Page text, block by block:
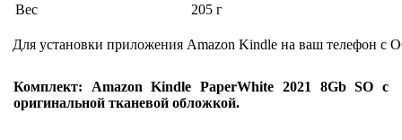
Вес
205 г
Для установки приложения Amazon Kindle на ваш телефон с
Комплект: Amazon Kindle PaperWhite 2021 8Gb SO с
оригинальной тканевой обложкой.